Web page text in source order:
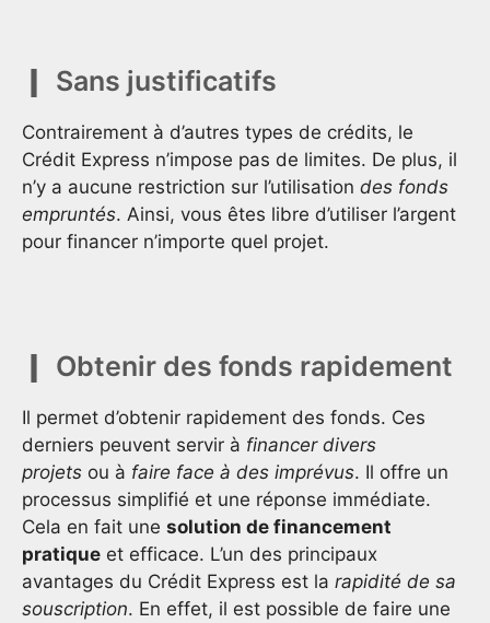
Sans justificatifs
Contrairement à d’autres types de crédits, le
Crédit Express n’impose pas de limites. De plus, il
n’y a aucune restriction sur l’utilisation des fonds
empruntés. Ainsi, vous êtes libre d’utiliser l’argent
pour financer n’importe quel projet.
Obtenir des fonds rapidement
Il permet d’obtenir rapidement des fonds. Ces
derniers peuvent servir à financer divers
projets ou à faire face à des imprévus. Il offre un
processus simplifié et une réponse immédiate.
Cela en fait une solution de financement
pratique et efficace. L’un des principaux
avantages du Crédit Express est la rapidité de sa
souscription. En effet, il est possible de faire une